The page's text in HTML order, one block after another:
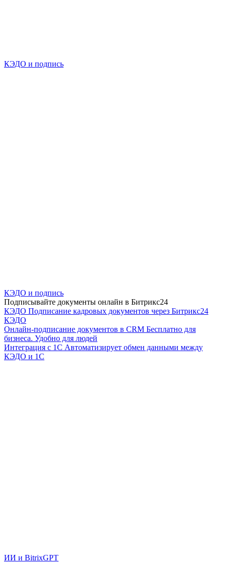
КЭДО и подпись
КЭДО и подпись
Подписывайте документы онлайн в Битрикс24
КЭДО Подписание кадровых документов через Битрикс24
КЭДО
Онлайн-подписание документов в CRM Бесплатно для
бизнеса. Удобно для людей
Интеграция с 1С Автоматизирует обмен данными между
КЭДО и 1С
ИИ и BitrixGPT